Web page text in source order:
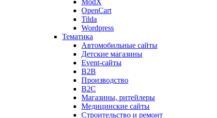
ModX
OpenCart
Tilda
Wordpress
Тематика
Автомобильные сайты
Детские магазины
Event-сайты
B2B
Производство
B2C
Магазины, ритейлеры
Медицинские сайты
Строительство и ремонт